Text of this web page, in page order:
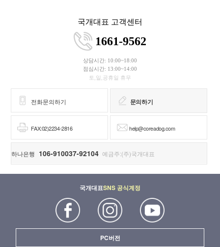
국개대표 고객센터
1661-9562
상담시간: 10:00~18:00
점심시간: 13:00~14:00
토,일,공휴일 휴무
전화문의하기 문의하기
FAX:02)2234-2816 help@coreadog.com
하나은행 106-910037-92104 예금주:(주)국개대표
국개대표SNS 공식계정
PC버전